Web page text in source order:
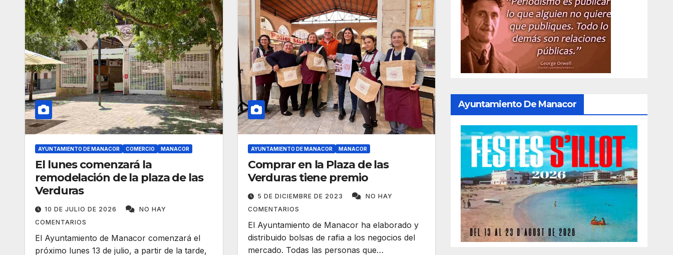
AYUNTAMIENTO DE MANACOR COMERCIO MANACOR
El lunes comenzará la
remodelación de la plaza de las
Verduras
10 DE JULIO DE 2026
NO HAY
COMENTARIOS
El Ayuntamiento de Manacor comenzará el
próximo lunes 13 de julio, a partir de la tarde,
AYUNTAMIENTO DE MANACOR MANACOR
Comprar en la Plaza de las
Verduras tiene premio
5 DE DICIEMBRE DE 2023
NO HAY
COMENTARIOS
El Ayuntamiento de Manacor ha elaborado y
distribuido bolsas de rafia a los negocios del
mercado. Todas las personas que…
Ayuntamiento De Manacor